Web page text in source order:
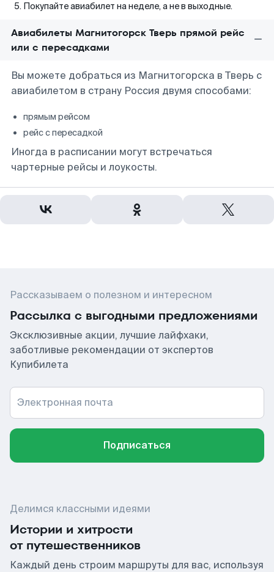
Покупайте авиабилет на неделе, а не в выходные.
Авиабилеты Магнитогорск Тверь прямой рейс
или с пересадками
Вы можете добраться из Магнитогорска в Тверь с
авиабилетом в страну Россия двумя способами:
прямым рейсом
рейс с пересадкой
Иногда в расписании могут встречаться
чартерные рейсы и лоукосты.
Рассказываем о полезном и интересном
Рассылка с выгодными предложениями
Эксклюзивные акции, лучшие лайфхаки,
заботливые рекомендации от экспертов
Купибилета
Электронная почта
Подписаться
Делимся классными идеями
Истории и хитрости
от путешественников
Каждый день строим маршруты для вас, используя